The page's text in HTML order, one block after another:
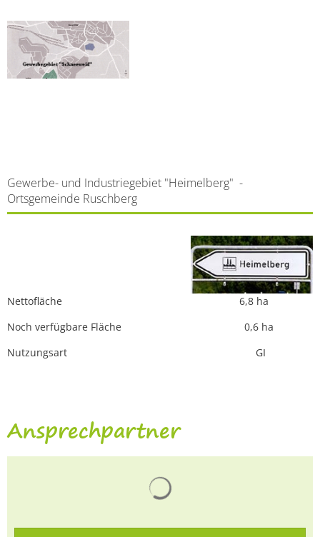
Gewerbe- und Industriegebiet "Heimelberg" -
Ortsgemeinde Ruschberg
Nettofläche 6,8 ha
Noch verfügbare Fläche 0,6 ha
Nutzungsart GI
Ansprechpartner